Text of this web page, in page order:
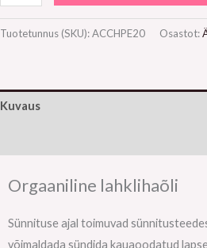
Tuotetunnus (SKU):ACCHPE20 Osastot:
Kuvaus
Orgaaniline lahklihaõli
Sünnituse ajal toimuvad
võimaldada sündida kauaoodatud